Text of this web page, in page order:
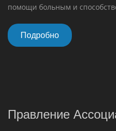
помощи больным и
Подробно
Правление